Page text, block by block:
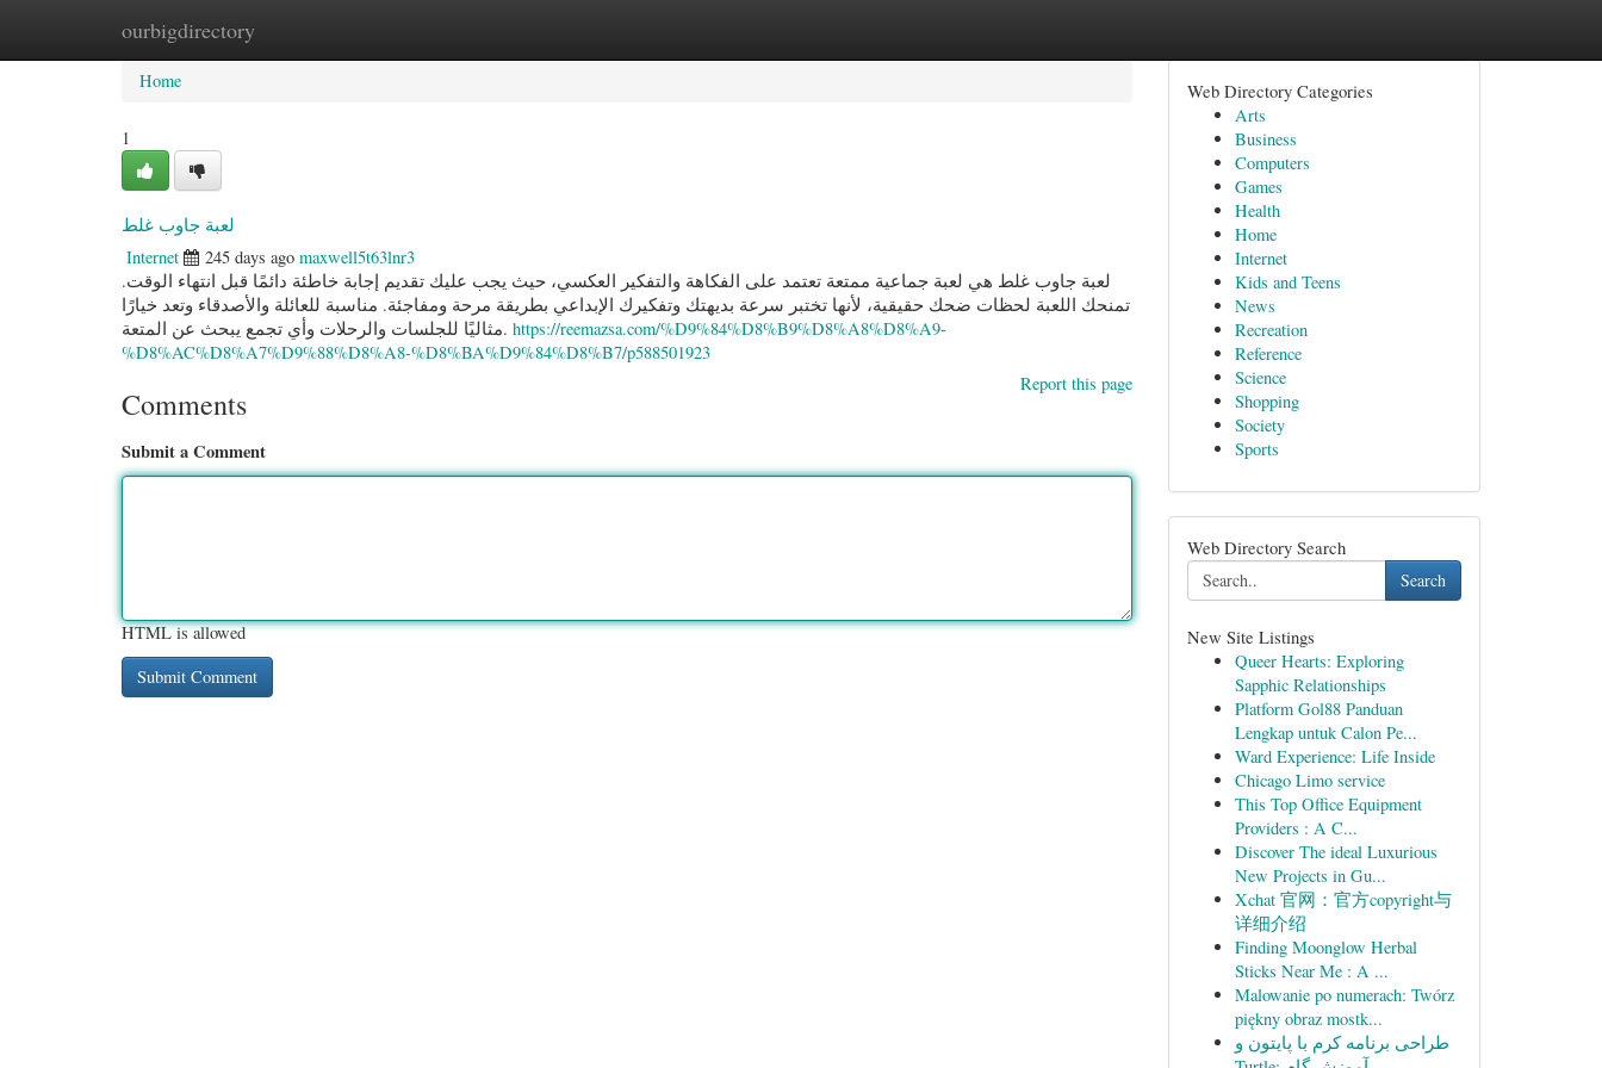
ourbigdirectory
Home New Site Listings
Home
1
لعبة جاوب غلط
Internet 245 days ago maxwell5t63lnr3
لعبة جاوب غلط هي لعبة جماعية ممتعة تعتمد على الفكاهة والتفكير العكسي، حيث يجب عليك تقديم إجابة خاطئة دائمًا قبل انتهاء الوقت.
تمنحك اللعبة لحظات ضحك حقيقية، لأنها تختبر سرعة بديهتك وتفكيرك الإبداعي بطريقة مرحة ومفاجئة. مناسبة للعائلة والأصدقاء وتعد خيارًا
مثاليًا للجلسات والرحلات وأي تجمع يبحث عن المتعة. https://reemazsa.com/%D9%84%D8%B9%D8%A8%D8%A9-
%D8%AC%D8%A7%D9%88%D8%A8-%D8%BA%D9%84%D8%B7/p588501923
Report this page
Comments
Submit a Comment
HTML is allowed
Web Directory Categories
Arts
Business
Computers
Games
Health
Home
Internet
Kids and Teens
News
Recreation
Reference
Science
Shopping
Society
Sports
Web Directory Search
Search
New Site Listings
Queer Hearts: Exploring
Sapphic Relationships
Platform Gol88 Panduan
Lengkap untuk Calon Pe...
Ward Experience: Life Inside
Chicago Limo service
This Top Office Equipment
Providers : A C...
Discover The ideal Luxurious
New Projects in Gu...
Xchat 官网：官方copyright与
详细介绍
Finding Moonglow Herbal
Sticks Near Me : A ...
Malowanie po numerach: Twórz
piękny obraz mostk...
طراحی برنامه کرم با پایتون و